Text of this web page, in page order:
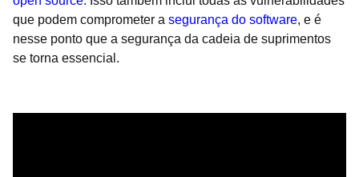
que podem comprometer asegurança do software, e é
nesse ponto que a segurança da cadeia de suprimentos
se torna essencial.